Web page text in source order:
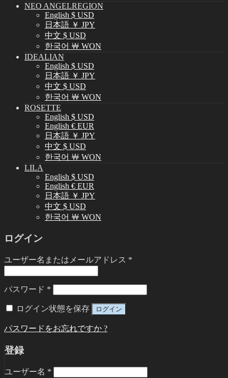
NEO ANGELREGION
English $ USD
日本語 ￥ JPY
中文 $ USD
한국어 ￦ WON
IDEALIAN
English $ USD
日本語 ￥ JPY
中文 $ USD
한국어 ￦ WON
ROSETTE
English $ USD
English € EUR
日本語 ￥ JPY
中文 $ USD
한국어 ￦ WON
LILA
English $ USD
English € EUR
日本語 ￥ JPY
中文 $ USD
한국어 ￦ WON
ログイン
ユーザー名またはメールアドレス *
パスワード *
ログイン状態を保存 ログイン
パスワードをお忘れですか ?
登録
ユーザー名 *